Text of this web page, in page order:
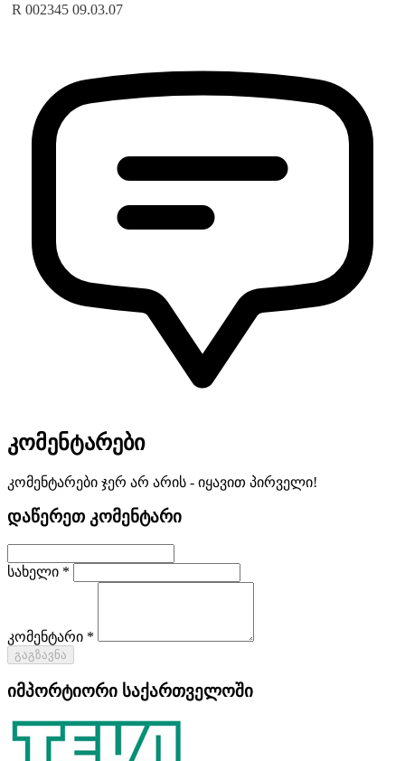
R 002345 09.03.07
კომენტარები
კომენტარები ჯერ არ არის - იყავით პირველი!
დაწერეთ კომენტარი
სახელი *
კომენტარი *
გაგზავნა
იმპორტიორი საქართველოში